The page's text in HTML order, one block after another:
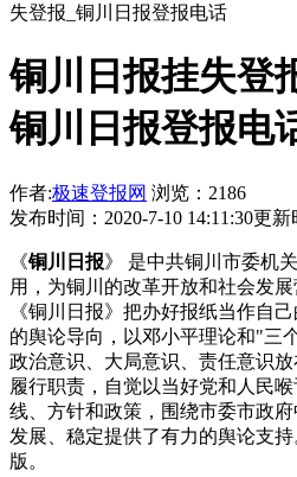
失登报_铜川日报登报电话
铜川日报挂失登
铜川日报登报电
作者:极速登报网 浏览：2186
发布时间：2020-7-10 14:11:30更新
《铜川日报》 是中共铜川市委机
用，为铜川的改革开放和社会发展
《铜川日报》把办好报纸当作自
的舆论导向，以邓小平理论和"三
政治意识、大局意识、责任意识
履行职责，自觉以当好党和人民
线、方针和政策，围绕市委市政府
发展、稳定提供了有力的舆论支
版。